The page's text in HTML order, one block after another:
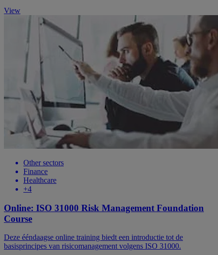
View
Other sectors
Finance
Healthcare
+4
Online: ISO 31000 Risk Management Foundation
Course
Deze ééndaagse online training biedt een introductie tot de
basisprincipes van risicomanagement volgens ISO 31000.